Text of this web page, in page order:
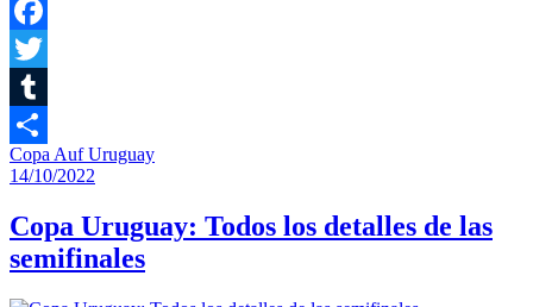
Facebook
Twitter
Tumblr
Compartir
Copa Auf Uruguay
14/10/2022
Copa Uruguay: Todos los detalles de las
semifinales